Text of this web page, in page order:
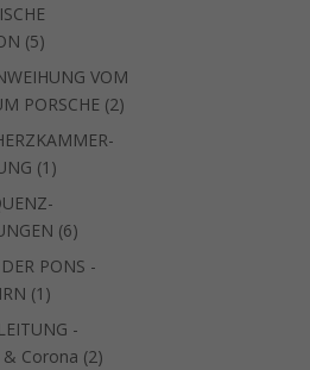
55
ProdukteVOM
PORSCHE 22
1 1
66
Produkte
PONS -
1 1
Produkt
-
Corona 22